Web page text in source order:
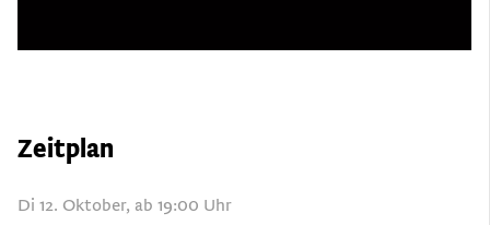
Zeitplan
Di 12. Oktober, ab 19:00 Uhr